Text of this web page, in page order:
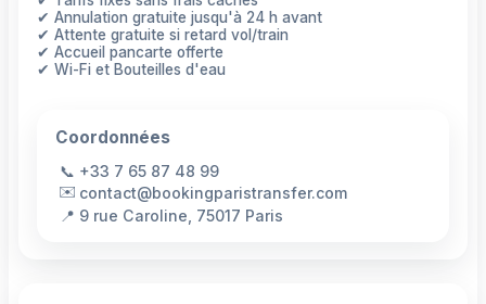
✔ Annulation gratuite jusqu'à 24 h avant
✔ Attente gratuite si retard vol/train
✔ Accueil pancarte offerte
✔ Wi-Fi et Bouteilles d'eau
Coordonnées
📞 +33 7 65 87 48 99
✉️ contact@bookingparistransfer.com
📍 9 rue Caroline, 75017 Paris